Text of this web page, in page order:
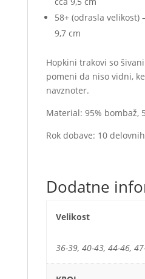
58+ (odrasla velikost)
9,7 cm
Hopkini trakovi so
pomeni da niso vidni,
navznoter.
Material: 95% bombaž,
Rok dobave: 10
Dodatne
Velikost
36-39, 40-43, 44-46,